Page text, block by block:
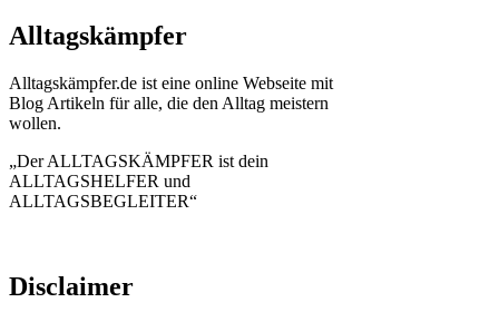
Alltagskämpfer
Alltagskämpfer.de ist eine online Webseite mit
Blog Artikeln für alle, die den Alltag meistern
wollen.
„Der ALLTAGSKÄMPFER ist dein
ALLTAGSHELFER und
ALLTAGSBEGLEITER“
Disclaimer